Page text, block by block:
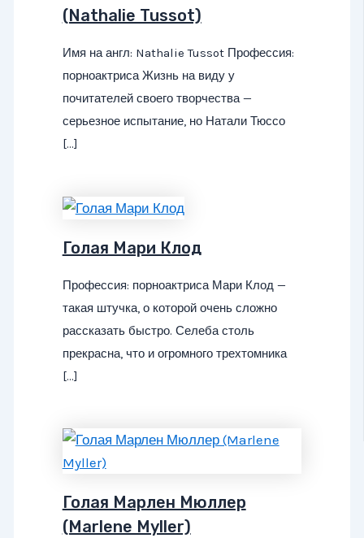
(Nathalie Tussot)
Имя на англ: Nathalie Tussot Профессия:
порноактриса Жизнь на виду у
почитателей своего творчества —
серьезное испытание, но Натали Тюссо
[…]
Голая Мари Клод
Профессия: порноактриса Мари Клод —
такая штучка, о которой очень сложно
рассказать быстро. Селеба столь
прекрасна, что и огромного трехтомника
[…]
Голая Марлен Мюллер
(Marlene Myller)